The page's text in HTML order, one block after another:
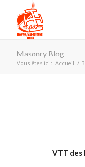
Masonry Blog
Vous êtes ici : Accueil /
VTT des